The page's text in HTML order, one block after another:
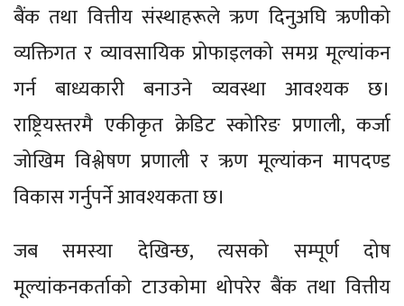
बैंक तथा वित्तीय संस्थाहरूले ऋण दिनुअघि ऋणीको
व्यक्तिगत र व्यावसायिक प्रोफाइलको समग्र मूल्यांकन
गर्न बाध्यकारी बनाउने व्यवस्था आवश्यक छ।
राष्ट्रियस्तरमै एकीकृत क्रेडिट स्कोरिङ प्रणाली, कर्जा
जोखिम विश्लेषण प्रणाली र ऋण मूल्यांकन मापदण्ड
विकास गर्नुपर्ने आवश्यकता छ।
जब समस्या देखिन्छ, त्यसको सम्पूर्ण दोष
मूल्यांकनकर्ताको टाउकोमा थोपरेर बैंक तथा वित्तीय